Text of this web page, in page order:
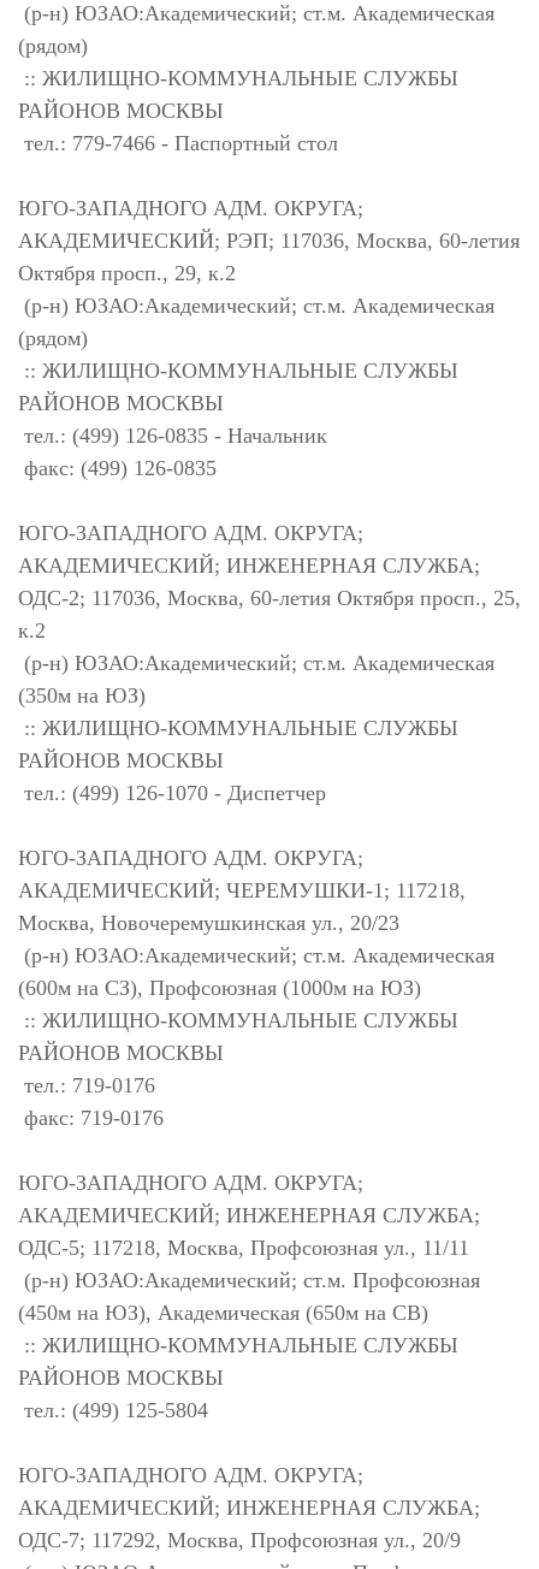
(р-н) ЮЗАО:Академический; ст.м. Академическая
(рядом)
:: ЖИЛИЩНО-КОММУНАЛЬНЫЕ СЛУЖБЫ
РАЙОНОВ МОСКВЫ
тел.: 779-7466 - Паспортный стол
ЮГО-ЗАПАДНОГО АДМ. ОКРУГА;
АКАДЕМИЧЕСКИЙ; РЭП; 117036, Москва, 60-летия
Октября просп., 29, к.2
(р-н) ЮЗАО:Академический; ст.м. Академическая
(рядом)
:: ЖИЛИЩНО-КОММУНАЛЬНЫЕ СЛУЖБЫ
РАЙОНОВ МОСКВЫ
тел.: (499) 126-0835 - Начальник
факс: (499) 126-0835
ЮГО-ЗАПАДНОГО АДМ. ОКРУГА;
АКАДЕМИЧЕСКИЙ; ИНЖЕНЕРНАЯ СЛУЖБА;
ОДС-2; 117036, Москва, 60-летия Октября просп., 25,
к.2
(р-н) ЮЗАО:Академический; ст.м. Академическая
(350м на ЮЗ)
:: ЖИЛИЩНО-КОММУНАЛЬНЫЕ СЛУЖБЫ
РАЙОНОВ МОСКВЫ
тел.: (499) 126-1070 - Диспетчер
ЮГО-ЗАПАДНОГО АДМ. ОКРУГА;
АКАДЕМИЧЕСКИЙ; ЧЕРЕМУШКИ-1; 117218,
Москва, Новочеремушкинская ул., 20/23
(р-н) ЮЗАО:Академический; ст.м. Академическая
(600м на СЗ), Профсоюзная (1000м на ЮЗ)
:: ЖИЛИЩНО-КОММУНАЛЬНЫЕ СЛУЖБЫ
РАЙОНОВ МОСКВЫ
тел.: 719-0176
факс: 719-0176
ЮГО-ЗАПАДНОГО АДМ. ОКРУГА;
АКАДЕМИЧЕСКИЙ; ИНЖЕНЕРНАЯ СЛУЖБА;
ОДС-5; 117218, Москва, Профсоюзная ул., 11/11
(р-н) ЮЗАО:Академический; ст.м. Профсоюзная
(450м на ЮЗ), Академическая (650м на СВ)
:: ЖИЛИЩНО-КОММУНАЛЬНЫЕ СЛУЖБЫ
РАЙОНОВ МОСКВЫ
тел.: (499) 125-5804
ЮГО-ЗАПАДНОГО АДМ. ОКРУГА;
АКАДЕМИЧЕСКИЙ; ИНЖЕНЕРНАЯ СЛУЖБА;
ОДС-7; 117292, Москва, Профсоюзная ул., 20/9